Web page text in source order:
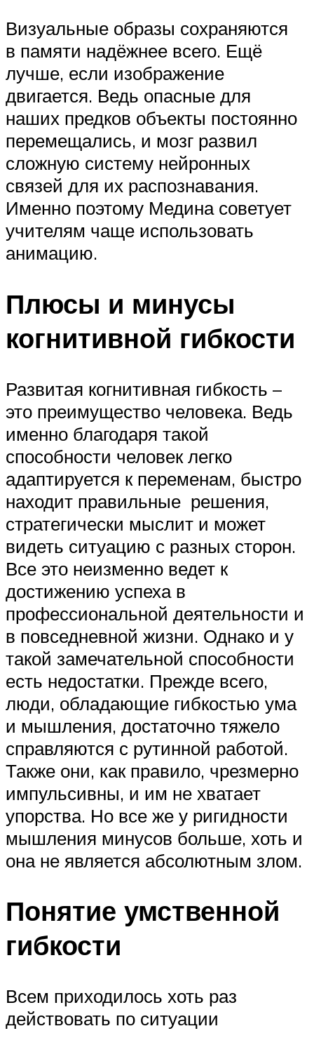
Визуальные образы сохраняются
в памяти надёжнее всего. Ещё
лучше, если изображение
двигается. Ведь опасные для
наших предков объекты постоянно
перемещались, и мозг развил
сложную систему нейронных
связей для их распознавания.
Именно поэтому Медина советует
учителям чаще использовать
анимацию.
Плюсы и минусы
когнитивной гибкости
Развитая когнитивная гибкость –
это преимущество человека. Ведь
именно благодаря такой
способности человек легко
адаптируется к переменам, быстро
находит правильные решения,
стратегически мыслит и может
видеть ситуацию с разных сторон.
Все это неизменно ведет к
достижению успеха в
профессиональной деятельности и
в повседневной жизни. Однако и у
такой замечательной способности
есть недостатки. Прежде всего,
люди, обладающие гибкостью ума
и мышления, достаточно тяжело
справляются с рутинной работой.
Также они, как правило, чрезмерно
импульсивны, и им не хватает
упорства. Но все же у ригидности
мышления минусов больше, хоть и
она не является абсолютным злом.
Понятие умственной
гибкости
Всем приходилось хоть раз
действовать по ситуации